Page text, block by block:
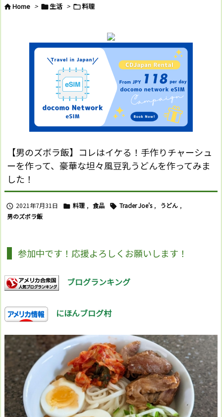
Home > 生活 > 料理
【男のズボラ飯】コレはイケる！手作りチャーシュ
ーを作って、豪華な坦々風豆乳うどんを作ってみま
した！
 2021年7月31日  料理 , 食品  Trader Joe's , うどん ,
男のズボラ飯
参加中です！応援よろしくお願いします！
ブログランキング
にほんブログ村